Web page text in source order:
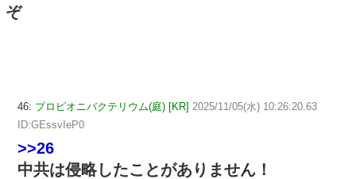
ぞ
46: プロピオニバクテリウム(庭) [KR] 2025/11/05(水) 10:26:20.63
ID:GEssvIeP0
>>26
中共は侵略したことがありません！